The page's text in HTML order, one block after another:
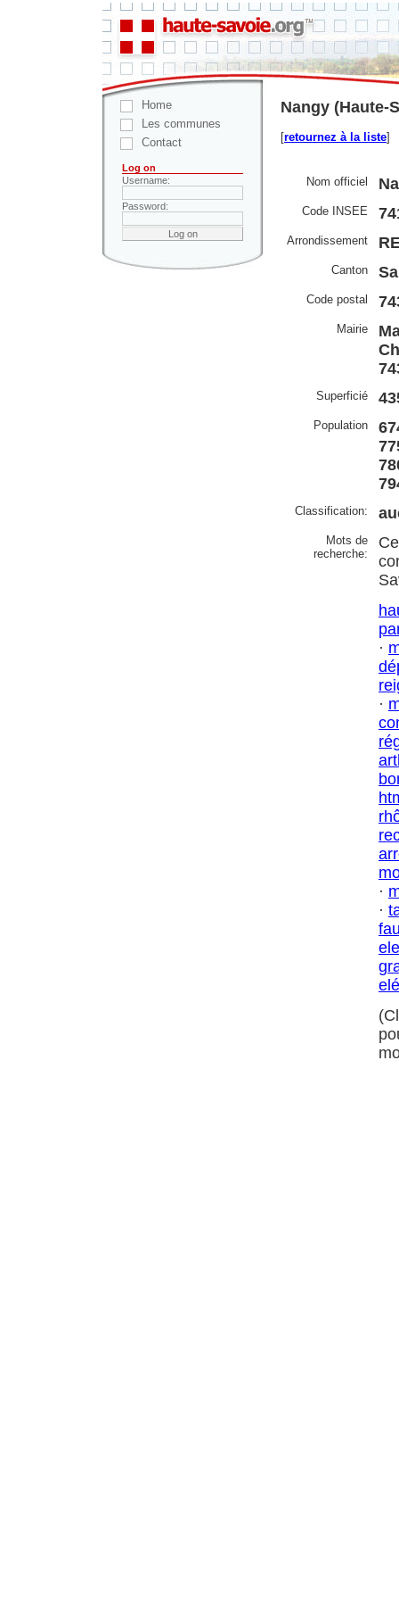
Home
Les communes
Contact
Log on
Username:
Password:
Nangy (Haute-
[retournez à la liste]
Nom officiel
Code INSEE
Arrondissement
Canton
Code postal
Mairie
Superficié
Population
Classification:
Mots de
recherche:
·
·
·
·